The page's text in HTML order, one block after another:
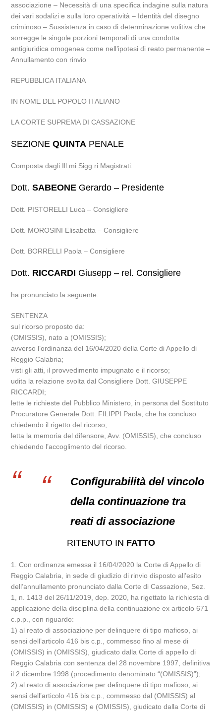
associazione – Necessità di una specifica indagine sulla natura
dei vari sodalizi e sulla loro operatività – Identità del disegno
criminoso – Sussistenza in caso di determinazione volitiva che
sorregge le singole porzioni temporali di una condotta
antigiuridica omogenea come nell’ipotesi di reato permanente –
Annullamento con rinvio
REPUBBLICA ITALIANA
IN NOME DEL POPOLO ITALIANO
LA CORTE SUPREMA DI CASSAZIONE
SEZIONEQUINTA PENALE
Composta dagli Ill.mi Sigg.ri Magistrati:
Dott.SABEONE Gerardo – Presidente
Dott. PISTORELLI Luca – Consigliere
Dott. MOROSINI Elisabetta – Consigliere
Dott. BORRELLI Paola – Consigliere
Dott. RICCARDI Giusepp – rel. Consigliere
ha pronunciato la seguente:
SENTENZA
sul ricorso proposto da:
(OMISSIS), nato a (OMISSIS);
avverso l’ordinanza del 16/04/2020 della Corte di Appello di
Reggio Calabria;
visti gli atti, il provvedimento impugnato e il ricorso;
udita la relazione svolta dal Consigliere Dott. GIUSEPPE
RICCARDI;
lette le richieste del Pubblico Ministero, in persona del Sostituto
Procuratore Generale Dott. FILIPPI Paola, che ha concluso
chiedendo il rigetto del ricorso;
letta la memoria del difensore, Avv. (OMISSIS), che concluso
chiedendo l’accoglimento del ricorso.
Configurabilità del vincolo
della continuazione tra
reati di associazione
RITENUTO IN FATTO
1. Con ordinanza emessa il 16/04/2020 la Corte di Appello di
Reggio Calabria, in sede di giudizio di rinvio disposto all’esito
dell’annullamento pronunciato dalla Corte di Cassazione, Sez.
1, n. 1413 del 26/11/2019, dep. 2020, ha rigettato la richiesta di
applicazione della disciplina della continuazione ex articolo 671
c.p.p., con riguardo:
1) al reato di associazione per delinquere di tipo mafioso, ai
sensi dell’articolo 416 bis c.p., commesso fino al mese di
(OMISSIS) in (OMISSIS), giudicato dalla Corte di appello di
Reggio Calabria con sentenza del 28 novembre 1997, definitiva
il 2 dicembre 1998 (procedimento denominato “(OMISSIS)”);
2) al reato di associazione per delinquere di tipo mafioso, ai
sensi dell’articolo 416 bis c.p., commesso dal (OMISSIS) al
(OMISSIS) in (OMISSIS) e (OMISSIS), giudicato dalla Corte di